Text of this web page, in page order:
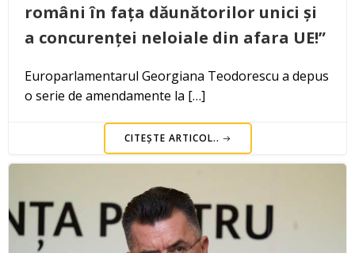
români în fața dăunătorilor unici și
a concurenței neloiale din afara UE!”
Europarlamentarul Georgiana Teodorescu a depus
o serie de amendamente la […]
CITEȘTE ARTICOL..